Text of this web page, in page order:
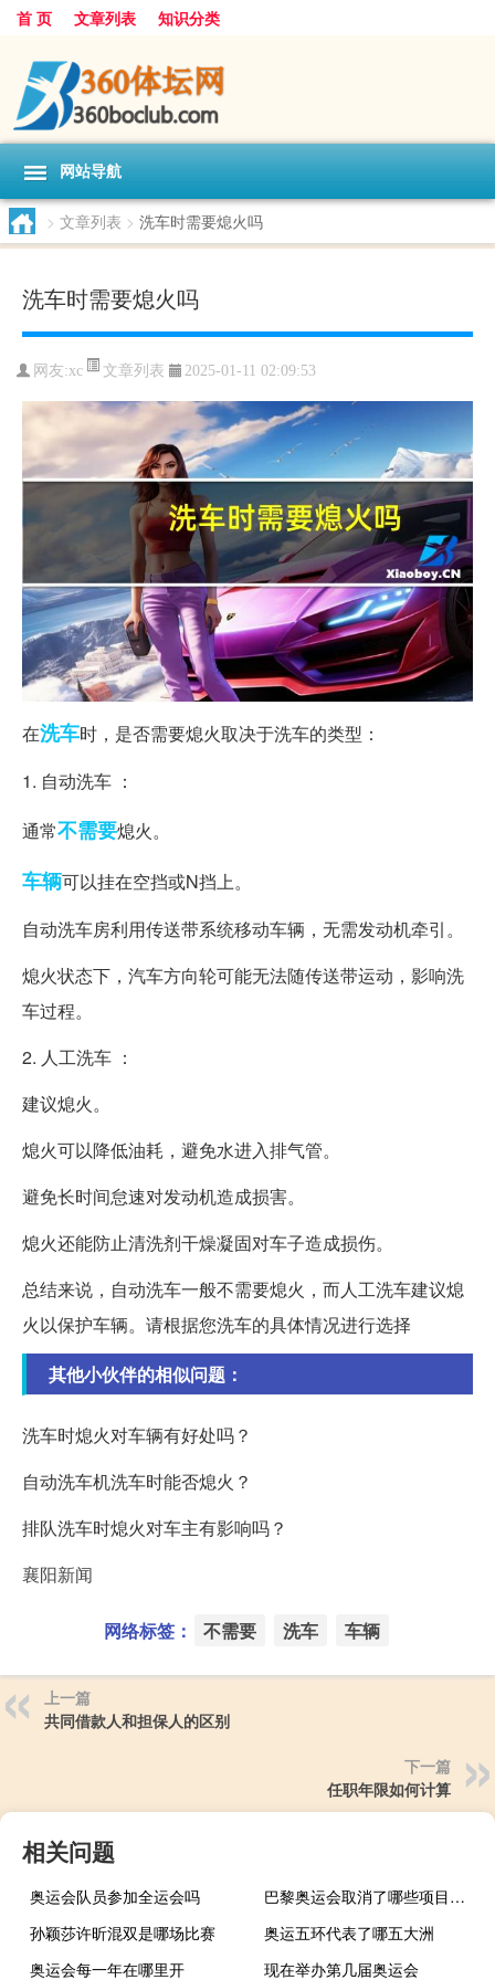
首 页 文章列表 知识分类
网站导航
> 文章列表 > 洗车时需要熄火吗
洗车时需要熄火吗
网友:xc 文章列表 2025-01-11 02:09:53
在洗车时，是否需要熄火取决于洗车的类型：
1. 自动洗车 ：
通常不需要熄火。
车辆可以挂在空挡或N挡上。
自动洗车房利用传送带系统移动车辆，无需发动机牵引。
熄火状态下，汽车方向轮可能无法随传送带运动，影响洗
车过程。
2. 人工洗车 ：
建议熄火。
熄火可以降低油耗，避免水进入排气管。
避免长时间怠速对发动机造成损害。
熄火还能防止清洗剂干燥凝固对车子造成损伤。
总结来说，自动洗车一般不需要熄火，而人工洗车建议熄
火以保护车辆。请根据您洗车的具体情况进行选择
其他小伙伴的相似问题：
洗车时熄火对车辆有好处吗？
自动洗车机洗车时能否熄火？
排队洗车时熄火对车主有影响吗？
襄阳新闻
网络标签： 不需要 洗车 车辆
上一篇
共同借款人和担保人的区别
下一篇
任职年限如何计算
相关问题
奥运会队员参加全运会吗
巴黎奥运会取消了哪些项目增加了那些
孙颖莎许昕混双是哪场比赛
奥运五环代表了哪五大洲
奥运会每一年在哪里开
现在举办第几届奥运会